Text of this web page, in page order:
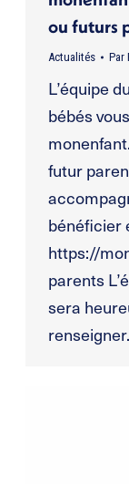
ou futurs
Actualités Par
L’équipe
bébés
futur
bénéficier
https://
parents
sera
renseigner.